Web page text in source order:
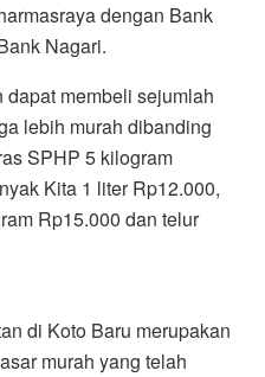
dengan Bank
Nagari.
membeli sejumlah
lebih murah dibanding
SPHP 5 kilogram
Kita 1 liter Rp12.000,
Rp15.000 dan telur
di Koto Baru merupakan
murah yang telah